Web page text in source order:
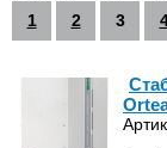
1
2 3